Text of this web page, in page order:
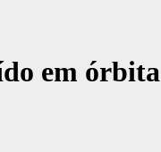
em órbita